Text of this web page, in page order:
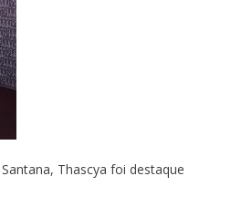
Thascya foi destaque